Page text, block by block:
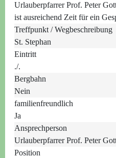
Urlauberpfarrer Prof. Peter
ist ausreichend Zeit für ein
Treffpunkt / Wegbeschreibung
St. Stephan
Eintritt
./.
Bergbahn
Nein
familienfreundlich
Ja
Ansprechperson
Urlauberpfarrer Prof. Peter
Position